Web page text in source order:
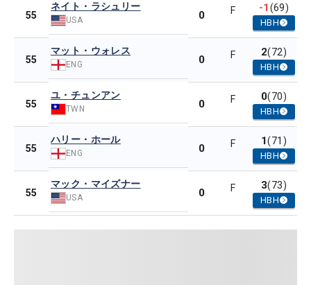
55
ネイト・ラシュリー
USA 0 F -1(69)
HBH
55
マット・ウォレス
ENG 0 F 2(72)
HBH
55
ユ・チュンアン
TWN 0 F 0(70)
HBH
55
ハリー・ホール
ENG 0 F 1(71)
HBH
55
マック・マイズナー
USA 0 F 3(73)
HBH